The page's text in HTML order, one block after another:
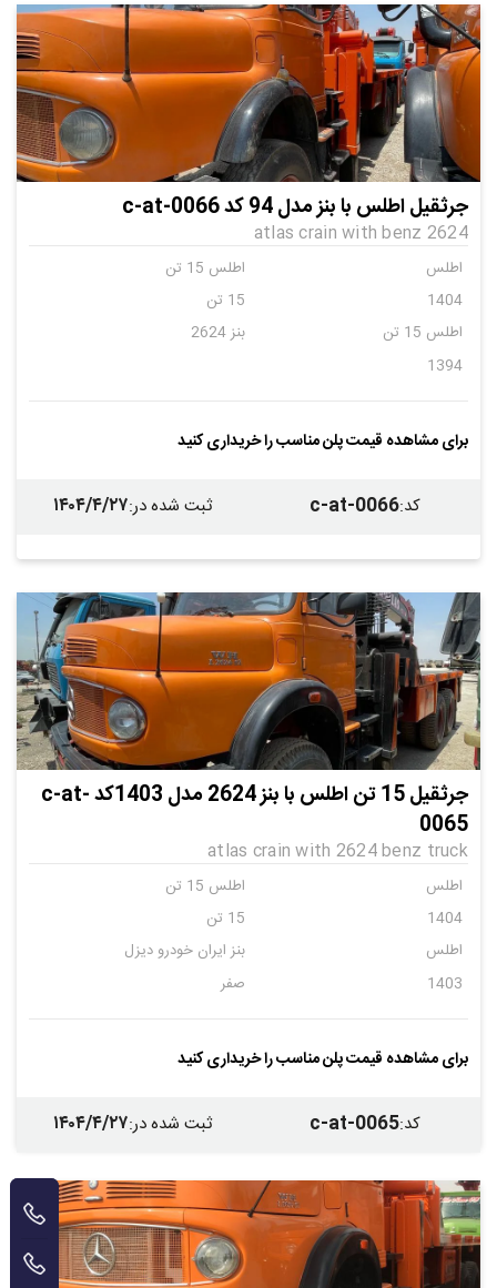
جرثقیل اطلس با بنز مدل 94 کد c-at-0066
atlas crain with benz 2624
اطلس
اطلس 15 تن
1404
15 تن
اطلس 15 تن
بنز 2624
1394
برای مشاهده قیمت پلن مناسب را خریداری کنید
کد:
c-at-0066 ثبت شده در:۱۴۰۴/۴/۲۷
جرثقیل 15 تن اطلس با بنز 2624 مدل 1403کد c-at-
0065
atlas crain with 2624 benz truck
اطلس
اطلس 15 تن
1404
15 تن
اطلس
بنز ایران خودرو دیزل
1403
صفر
برای مشاهده قیمت پلن مناسب را خریداری کنید
کد:
c-at-0065 ثبت شده در:۱۴۰۴/۴/۲۷